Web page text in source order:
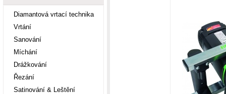
Diamantová vrtací technika
Vrtání
Sanování
Míchání
Drážkování
Řezání
Satinování & Leštění